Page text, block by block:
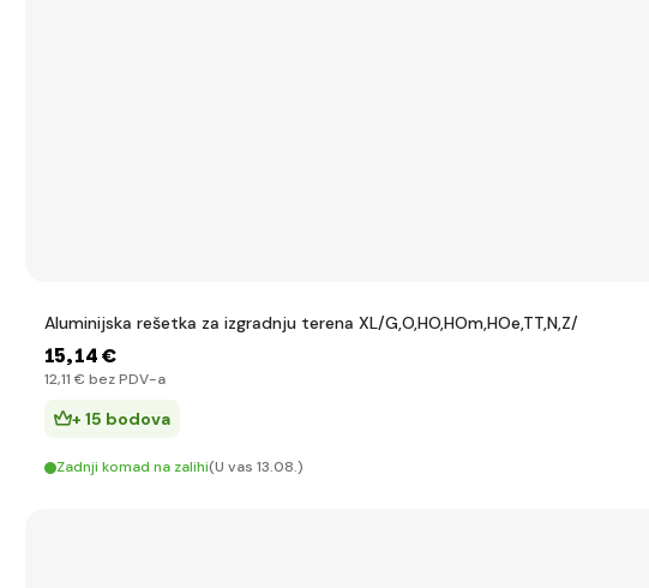
Aluminijska rešetka za izgradnju terena XL/G,O,HO,HOm,HOe,TT,N,Z/
15,14 €
12,11 € bez PDV-a
+ 15 bodova
Zadnji komad na zalihi(U vas 13.08.)